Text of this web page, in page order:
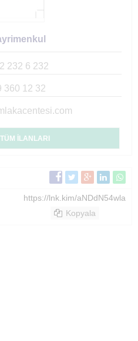
232 6 232
360 12 32
İLANLARI
https://lnk.kim/aNDdN54wla
Kopyala